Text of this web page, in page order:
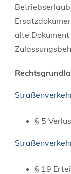
alte
§ 5
§ 19